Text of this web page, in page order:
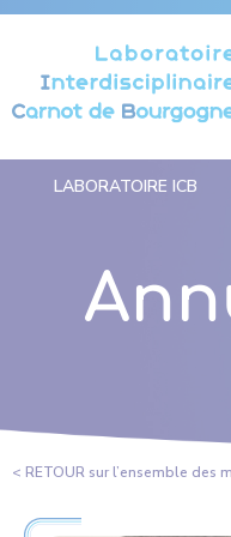
LABORATOIRE ICB
< RETOUR sur l’ensemble des
Panneau de gestion des